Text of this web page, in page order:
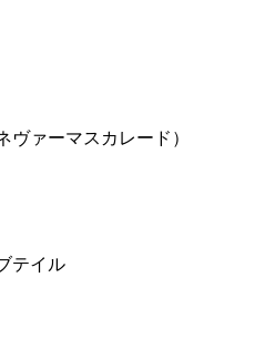
ヴァーマスカレード）
テイル